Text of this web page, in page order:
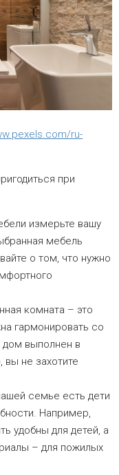
ru-
при
измерьте вашу
мебель
о том, что нужно
комната – это
гармонировать со
дом выполнен в
не захотите
семье есть дети
Например,
удобны для детей, а
– для пожилых